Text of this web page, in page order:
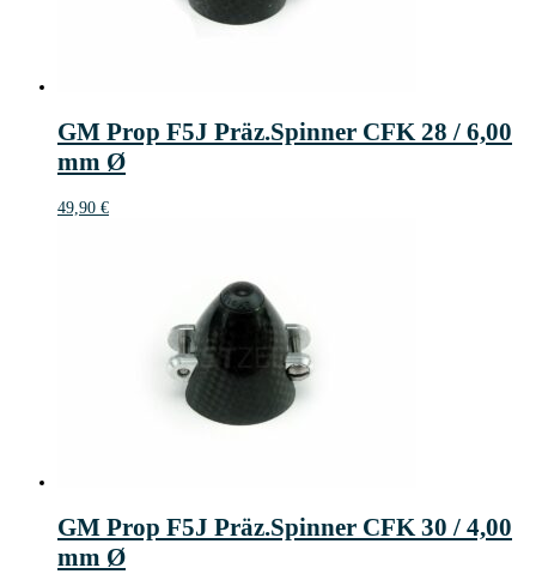
GM Prop F5J Präz.Spinner CFK 28 / 6,00
mm Ø
49,90 €
GM Prop F5J Präz.Spinner CFK 30 / 4,00
mm Ø